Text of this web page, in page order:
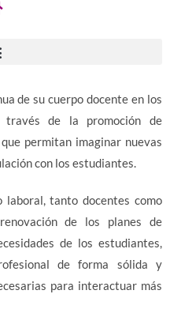
educativa y
de su cuerpo docente en los
través de la promoción de
permitan imaginar nuevas
con los estudiantes.
tanto docentes como
de los planes de
de los estudiantes,
de forma sólida y
para interactuar más